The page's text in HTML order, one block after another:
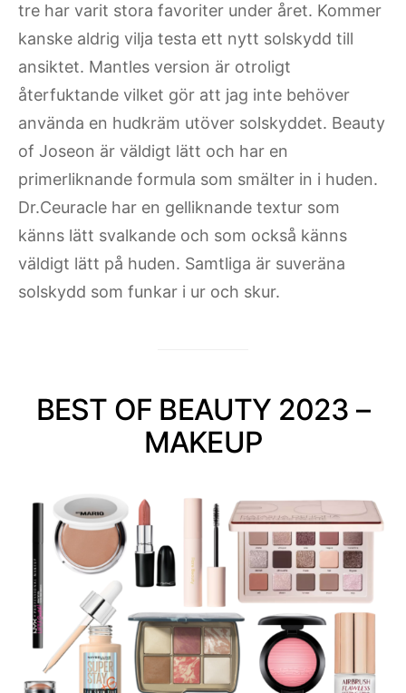
tre har varit stora favoriter under året. Kommer
kanske aldrig vilja testa ett nytt solskydd till
ansiktet. Mantles version är otroligt
återfuktande vilket gör att jag inte behöver
använda en hudkräm utöver solskyddet. Beauty
of Joseon är väldigt lätt och har en
primerliknande formula som smälter in i huden.
Dr.Ceuracle har en gelliknande textur som
känns lätt svalkande och som också känns
väldigt lätt på huden. Samtliga är suveräna
solskydd som funkar i ur och skur.
BEST OF BEAUTY 2023 –
MAKEUP